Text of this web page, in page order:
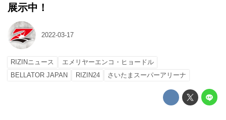
展示中！
2022-03-17
RIZINニュース
エメリヤーエンコ・ヒョードル
BELLATOR JAPAN
RIZIN24 さいたまスーパーアリーナ